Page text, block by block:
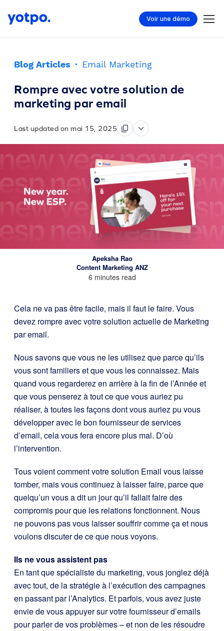
Voir une démo
Blog Articles · Email Marketing
Rompre avec votre solution de
marketing par email
Last updated on mai 15, 2025
Apeksha Rao
Content Marketing ANZ
6 minutes read
Cela ne va pas être facile, mais il faut le faire. Vous
devez rompre avec votre solution actuelle de Marketing
par email.
Nous savons que vous ne les utilisez que parce qu’ils
vous sont familiers et que vous les connaissez. Mais
quand vous regarderez en arrière à la fin de l’Année et
que vous penserez à tout ce que vous auriez pu
réaliser, à toutes les façons dont vous auriez pu vous
développer avec le bon fournisseur de services
d’email, cela vous fera encore plus mal. D’où
l’intervention.
Tous voient comment votre solution Email vous laisse
tomber, mais vous continuez à laisser faire, parce que
quelqu’un vous a dit un jour qu’il fallait faire des
compromis pour que les relations fonctionnent. Nous
ne pouvons pas vous laisser souffrir comme ça et nous
voulons discuter de ce que nous voyons.
Ils ne vous assistent pas
En tant que spécialiste du marketing, vous jonglez déjà
avec tout, de la stratégie à l’exécution des campagnes
en passant par l’Analytics. Et parfois, vous avez juste
envie de vous appuyer sur votre fournisseur d’emails
pour parler de vos problèmes – et non de les résoudre